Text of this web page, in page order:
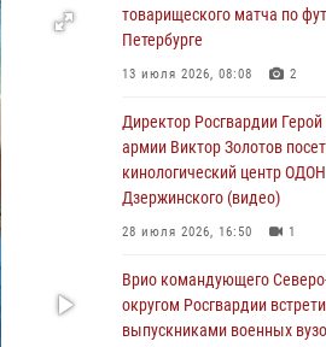
имущественного ущерба
05 августа 2026, 13:53
Росгвардии юным
Свердловской области
05 августа 2026, 13:50 4
В столице росгвардейцы
(видео)
05 августа 2026, 13:25 1
товарищеского матча по
Петербурге
13 июля 2026, 08:08 2
Директор Росгвардии
армии Виктор Золотов
кинологический центр
Дзержинского (видео)
28 июля 2026, 16:50 1
Врио командующего
округом Росгвардии
выпускниками военных